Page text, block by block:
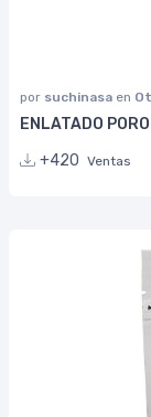
por suchinasa en
ENLATADO
+420 Ventas